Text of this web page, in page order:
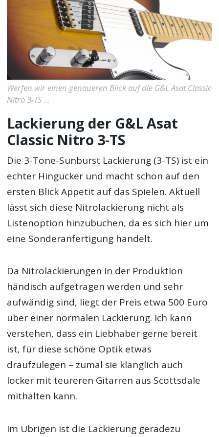
Werfen wir einen genaueren Blick auf die G&L Asat Classic
Nitro 3-TS …
Lackierung der G&L Asat
Classic Nitro 3-TS
Die 3-Tone-Sunburst Lackierung (3-TS) ist ein
echter Hingucker und macht schon auf den
ersten Blick Appetit auf das Spielen. Aktuell
lässt sich diese Nitrolackierung nicht als
Listenoption hinzubuchen, da es sich hier um
eine Sonderanfertigung handelt.
Da Nitrolackierungen in der Produktion
händisch aufgetragen werden und sehr
aufwändig sind, liegt der Preis etwa 500 Euro
über einer normalen Lackierung. Ich kann
verstehen, dass ein Liebhaber gerne bereit
ist, für diese schöne Optik etwas
draufzulegen – zumal sie klanglich auch
locker mit teureren Gitarren aus Scottsdale
mithalten kann.
Im Übrigen ist die Lackierung geradezu